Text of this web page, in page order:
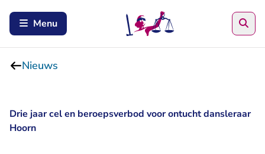
Menu
Nieuws
Drie jaar cel en beroepsverbod voor ontucht dansleraar
Hoorn